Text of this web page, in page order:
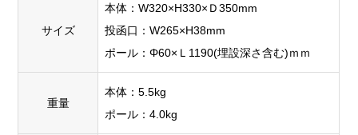
サイズ
本体：W320×H330×Ｄ350mm
投函口：W265×H38mm
ポール：Φ60×Ｌ1190(埋設深さ含む)ｍｍ
重量
本体：5.5kg
ポール：4.0kg